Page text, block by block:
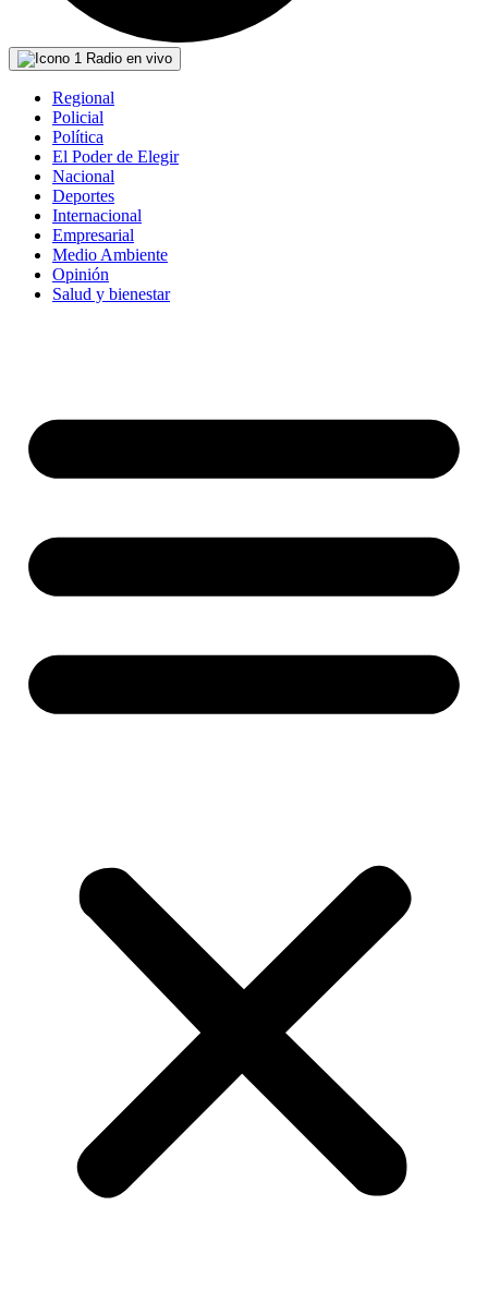
Radio en vivo
Regional
Policial
Política
El Poder de Elegir
Nacional
Deportes
Internacional
Empresarial
Medio Ambiente
Opinión
Salud y bienestar